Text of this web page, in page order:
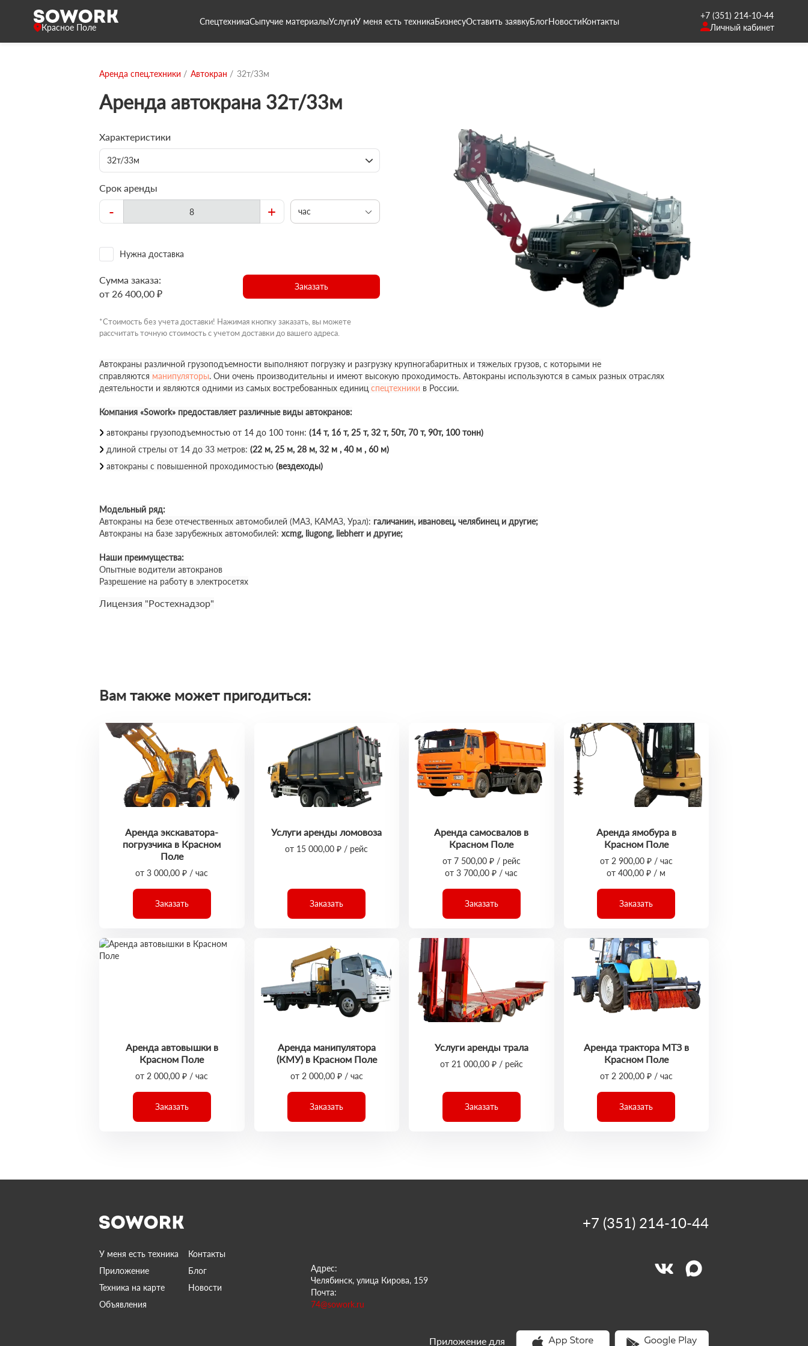
Красное Поле
СпецтехникаСыпучие материалыУслугиУ меня есть техникаБизнесуОставить заявкуБлогНовостиКонтакты
+7 (351) 214-10-44
Личный кабинет
Аренда спец.техники Автокран 32т/33м
Аренда автокрана 32т/33м
Характеристики
32т/33м
Срок аренды
- + час
Нужна доставка
Сумма заказа:
от 26 400,00 ₽
Заказать
*Стоимость без учета доставки! Нажимая кнопку заказать, вы можете
рассчитать точную стоимость с учетом доставки до вашего адреса.
Автокраны различной грузоподъемности выполняют погрузку и разгрузку крупногабаритных и тяжелых грузов, с которыми не
справляются манипуляторы. Они очень производительны и имеют высокую проходимость. Автокраны используются в самых разных отраслях
деятельности и являются одними из самых востребованных единиц спецтехники в России.
Компания «Sowork» предоставляет различные виды автокранов:
автокраны грузоподъемностью от 14 до 100 тонн: (14 т, 16 т, 25 т, 32 т, 50т, 70 т, 90т, 100 тонн)
длиной стрелы от 14 до 33 метров: (22 м, 25 м, 28 м, 32 м , 40 м , 60 м)
автокраны с повышенной проходимостью (вездеходы)
Модельный ряд:
Автокраны на безе отечественных автомобилей (МАЗ, КАМАЗ, Урал): галичанин, ивановец, челябинец и другие;
Автокраны на базе зарубежных автомобилей: xcmg, liugong, liebherr и другие;
Наши преимущества:
Опытные водители автокранов
Разрешение на работу в электросетях
Лицензия "Ростехнадзор"
Вам также может пригодиться:
Аренда экскаватора-
погрузчика в Красном
Поле
от 3 000,00 ₽ / час
Заказать
Услуги аренды ломовоза
от 15 000,00 ₽ / рейс
Заказать
Аренда самосвалов в
Красном Поле
от 7 500,00 ₽ / рейс
от 3 700,00 ₽ / час
Заказать
Аренда ямобура в
Красном Поле
от 2 900,00 ₽ / час
от 400,00 ₽ / м
Заказать
Аренда автовышки в
Красном Поле
от 2 000,00 ₽ / час
Заказать
Аренда манипулятора
(КМУ) в Красном Поле
от 2 000,00 ₽ / час
Заказать
Услуги аренды трала
от 21 000,00 ₽ / рейс
Заказать
Аренда трактора МТЗ в
Красном Поле
от 2 200,00 ₽ / час
Заказать
У меня есть техника
Контакты
Приложение
Блог
Техника на карте
Новости
Объявления
Адрес:
Челябинск, улица Кирова, 159
Почта:
74@sowork.ru
+7 (351) 214-10-44
Приложение для